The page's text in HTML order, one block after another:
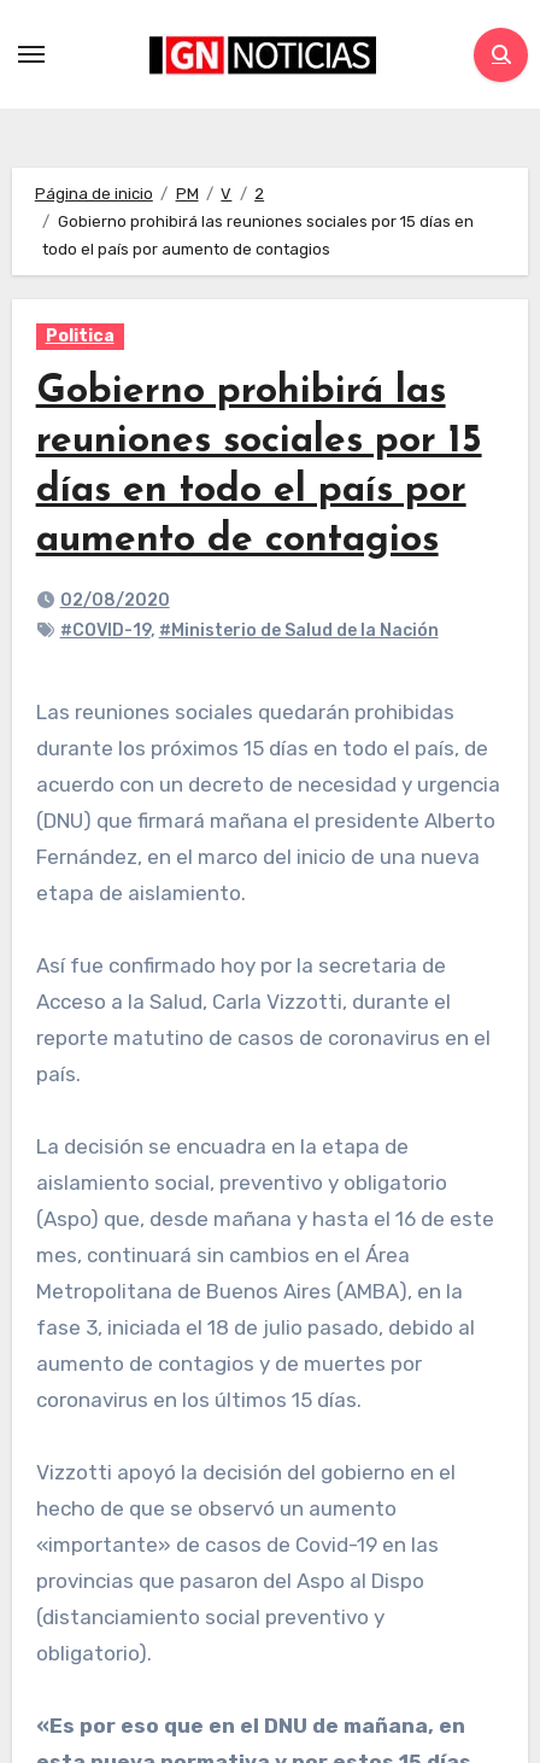
Página de inicio PM V
2
Gobierno prohibirá las reuniones sociales por 15 días en
todo el país por aumento de contagios
Politica
Gobierno prohibirá las
reuniones sociales por 15
días en todo el país por
aumento de contagios
02/08/2020
#COVID-19, #Ministerio de Salud de la Nación
Las reuniones sociales quedarán prohibidas
durante los próximos 15 días en todo el país, de
acuerdo con un decreto de necesidad y urgencia
(DNU) que firmará mañana el presidente Alberto
Fernández, en el marco del inicio de una nueva
etapa de aislamiento.
Así fue confirmado hoy por la secretaria de
Acceso a la Salud, Carla Vizzotti, durante el
reporte matutino de casos de coronavirus en el
país.
La decisión se encuadra en la etapa de
aislamiento social, preventivo y obligatorio
(Aspo) que, desde mañana y hasta el 16 de este
mes, continuará sin cambios en el Área
Metropolitana de Buenos Aires (AMBA), en la
fase 3, iniciada el 18 de julio pasado, debido al
aumento de contagios y de muertes por
coronavirus en los últimos 15 días.
Vizzotti apoyó la decisión del gobierno en el
hecho de que se observó un aumento
«importante» de casos de Covid-19 en las
provincias que pasaron del Aspo al Dispo
(distanciamiento social preventivo y
obligatorio).
«Es por eso que en el DNU de mañana, en